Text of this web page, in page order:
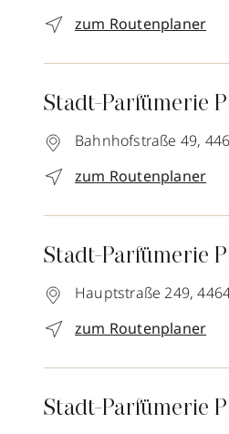
zum Routenplaner
Stadt-Parfümerie
Bahnhofstraße 49,
zum Routenplaner
Stadt-Parfümerie
Hauptstraße 249,
zum Routenplaner
Stadt-Parfümerie